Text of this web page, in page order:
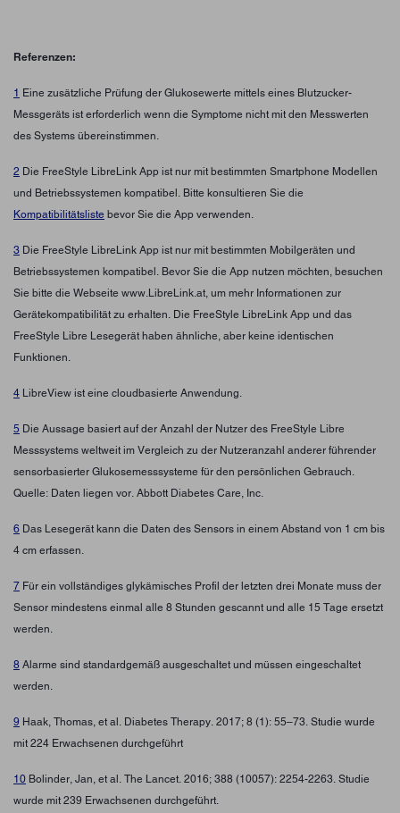
Referenzen:
1 Eine zusätzliche Prüfung der Glukosewerte mittels eines Blutzucker-
Messgeräts ist erforderlich wenn die Symptome nicht mit den Messwerten
des Systems übereinstimmen.
2 Die FreeStyle LibreLink App ist nur mit bestimmten Smartphone Modellen
und Betriebssystemen kompatibel. Bitte konsultieren Sie die
Kompatibilitätsliste bevor Sie die App verwenden.
3 Die FreeStyle LibreLink App ist nur mit bestimmten Mobilgeräten und
Betriebssystemen kompatibel. Bevor Sie die App nutzen möchten, besuchen
Sie bitte die Webseite www.LibreLink.at, um mehr Informationen zur
Gerätekompatibilität zu erhalten. Die FreeStyle LibreLink App und das
FreeStyle Libre Lesegerät haben ähnliche, aber keine identischen
Funktionen.
4 LibreView ist eine cloudbasierte Anwendung.
5 Die Aussage basiert auf der Anzahl der Nutzer des FreeStyle Libre
Messsystems weltweit im Vergleich zu der Nutzeranzahl anderer führender
sensorbasierter Glukosemesssysteme für den persönlichen Gebrauch.
Quelle: Daten liegen vor. Abbott Diabetes Care, Inc.
6 Das Lesegerät kann die Daten des Sensors in einem Abstand von 1 cm bis
4 cm erfassen.
7 Für ein vollständiges glykämisches Profil der letzten drei Monate muss der
Sensor mindestens einmal alle 8 Stunden gescannt und alle 15 Tage ersetzt
werden.
8 Alarme sind standardgemäß ausgeschaltet und müssen eingeschaltet
werden.
9 Haak, Thomas, et al. Diabetes Therapy. 2017; 8 (1): 55–73. Studie wurde
mit 224 Erwachsenen durchgeführt
10 Bolinder, Jan, et al. The Lancet. 2016; 388 (10057): 2254-2263. Studie
wurde mit 239 Erwachsenen durchgeführt.